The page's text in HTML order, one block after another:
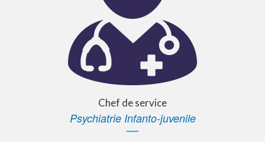
Chef de service
Psychiatrie Infanto-juvenile